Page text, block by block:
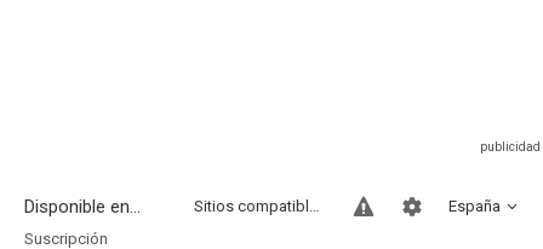
Disponible en... España
Sitios compatibles
Suscripción